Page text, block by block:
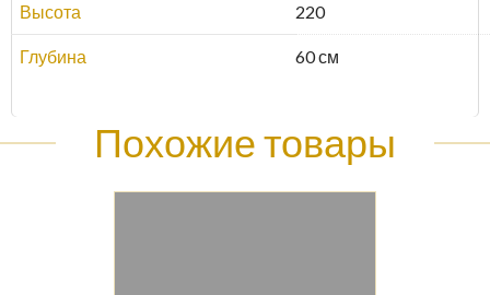
Высота 220
Глубина 60 см
Похожие товары